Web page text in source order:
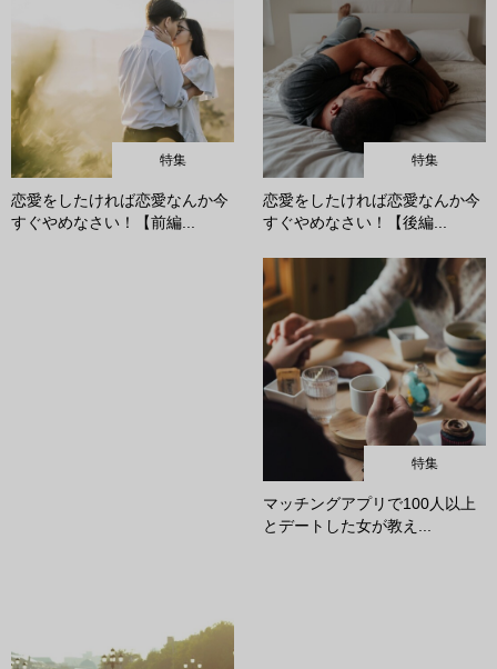
特集
恋愛をしたければ恋愛なんか今
すぐやめなさい！【前編...
特集
恋愛をしたければ恋愛なんか今
すぐやめなさい！【後編...
特集
マッチングアプリで100人以上
とデートした女が教え...